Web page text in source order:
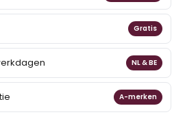
Gratis
NL & BE
A-merken